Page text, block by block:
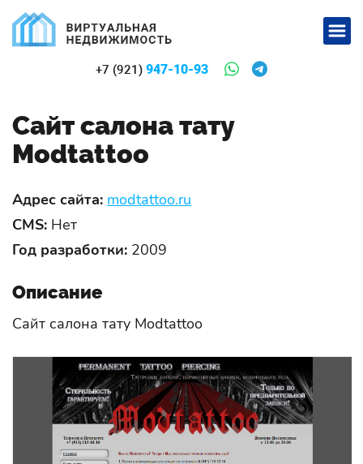
+7 (921) 947-10-93
Сайт салона тату
Modtattoo
Адрес сайта: modtattoo.ru
CMS: Нет
Год разработки: 2009
Описание
Сайт салона тату Modtattoo